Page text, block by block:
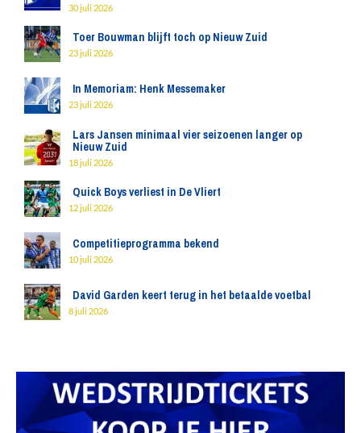
30 juli 2026
Toer Bouwman blijft toch op Nieuw Zuid
23 juli 2026
In Memoriam: Henk Messemaker
23 juli 2026
Lars Jansen minimaal vier seizoenen langer op
Nieuw Zuid
18 juli 2026
Quick Boys verliest in De Vliert
12 juli 2026
Competitieprogramma bekend
10 juli 2026
David Garden keert terug in het betaalde voetbal
8 juli 2026